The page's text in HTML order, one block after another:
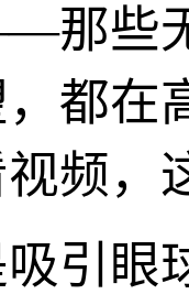
那些
都在
频，
引眼